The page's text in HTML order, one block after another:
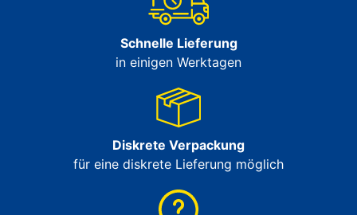
Schnelle Lieferung
in einigen Werktagen
Diskrete Verpackung
für eine diskrete Lieferung möglich